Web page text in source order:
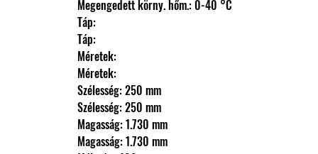
                Megengedett körny. hőm.: 0-40 °C
                Táp:
                Táp:
                Méretek:
                Méretek:
                Szélesség: 250 mm
                Szélesség: 250 mm
                Magasság: 1.730 mm
                Magasság: 1.730 mm